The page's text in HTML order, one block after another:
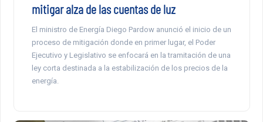
mitigar alza de las cuentas de luz
El ministro de Energía Diego Pardow anunció el inicio de un
proceso de mitigación donde en primer lugar, el Poder
Ejecutivo y Legislativo se enfocará en la tramitación de una
ley corta destinada a la estabilización de los precios de la
energía.